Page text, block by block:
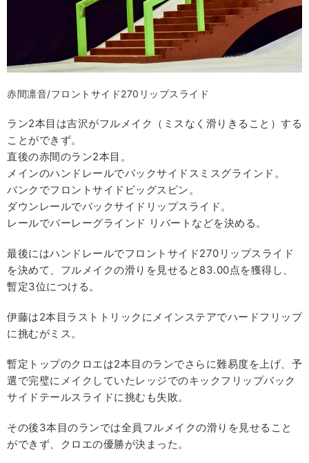
赤間凛音/フロントサイド270リップスライド
ラン2本目は吉沢がフルメイク（ミスなく滑りきること）する
ことができず。
直後の赤間のラン2本目。
メインのハンドレールでバックサイドスミスグラインド。
バンクでフロントサイドビッグスピン。
ダウンレールでバックサイドリップスライド。
レールでバーレーグラインド リバートなどを決める。
最後にはハンドレールでフロントサイド270リップスライド
を決めて、フルメイクの滑りを見せると83.00点を獲得し、
暫定3位につける。
伊藤は2本目ラストトリックにメインステアでハードフリップ
に挑むがミス。
暫定トップのクロエは2本目のランでさらに難易度を上げ、予
選で完璧にメイクしていたレッジでのキックフリップバック
サイドテールスライドに挑むも失敗。
その後3本目のランでは全員フルメイクの滑りを見せること
ができず、クロエの優勝が決まった。